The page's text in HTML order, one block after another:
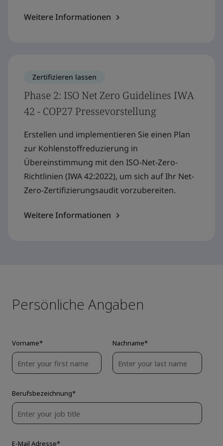
Weitere Informationen
Zertifizieren lassen
Phase 2: ISO Net Zero Guidelines IWA
42 - COP27 Pressevorstellung
Erstellen und implementieren Sie einen Plan
zur Kohlenstoffreduzierung in
Übereinstimmung mit den ISO-Net-Zero-
Richtlinien (IWA 42:2022), um sich auf Ihr Net-
Zero-Zertifizierungsaudit vorzubereiten.
Weitere Informationen